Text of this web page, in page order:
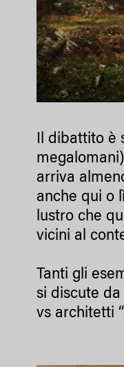
Il dibattito è
arriva
anche qui o
lustro che
vicini al
Tanti gli
si discute
vs architetti